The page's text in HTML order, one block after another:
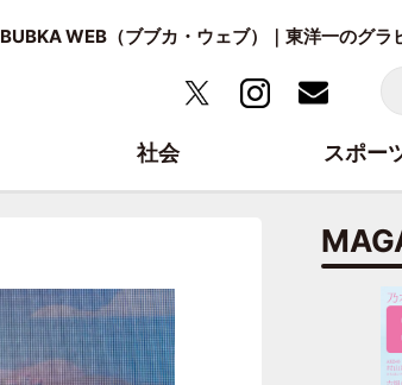
BUBKA WEB（ブブカ・ウェブ）｜東洋一のグラ
社会 スポー